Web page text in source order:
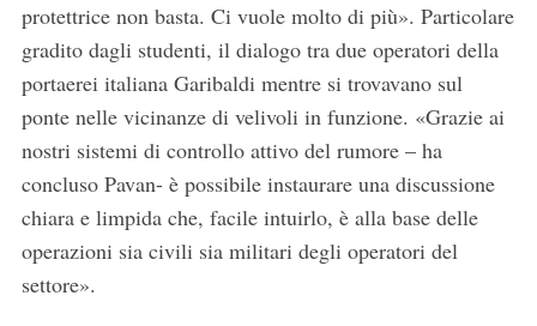
protettrice non basta. Ci vuole molto di più». Particolare
gradito dagli studenti, il dialogo tra due operatori della
portaerei italiana Garibaldi mentre si trovavano sul
ponte nelle vicinanze di velivoli in funzione. «Grazie ai
nostri sistemi di controllo attivo del rumore – ha
concluso Pavan- è possibile instaurare una discussione
chiara e limpida che, facile intuirlo, è alla base delle
operazioni sia civili sia militari degli operatori del
settore».